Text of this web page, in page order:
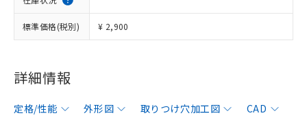
標準価格(税別) ¥ 2,900
詳細情報
定格/性能 外形図 取りつけ穴加工図
CAD